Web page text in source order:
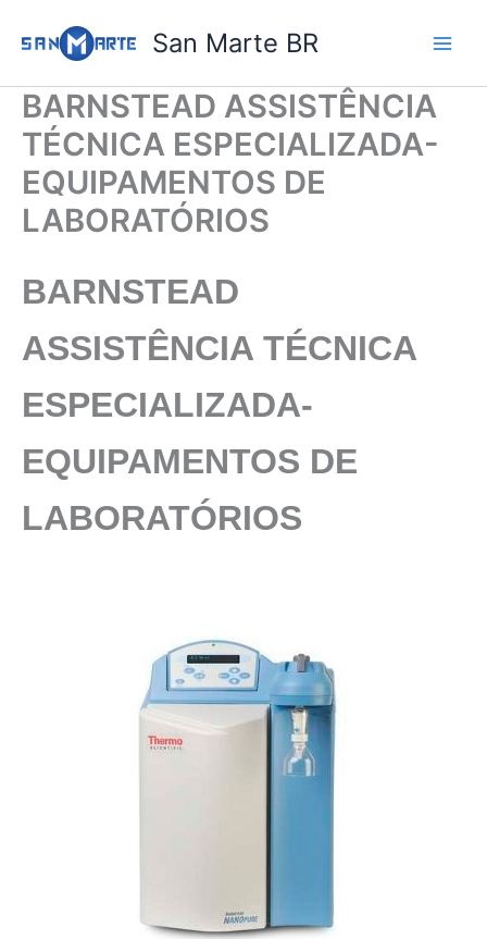
para
conteúdo
San Marte BR
BARNSTEAD ASSISTÊNCIA
TÉCNICA ESPECIALIZADA-
EQUIPAMENTOS DE
LABORATÓRIOS
BARNSTEAD
ASSISTÊNCIA TÉCNICA
ESPECIALIZADA-
EQUIPAMENTOS DE
LABORATÓRIOS